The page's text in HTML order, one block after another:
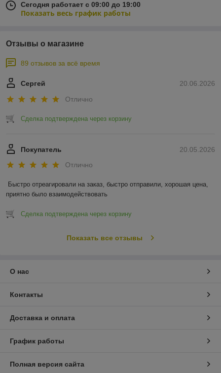
Сегодня работает с 09:00 до 19:00
Показать весь график работы
Отзывы о магазине
89 отзывов за всё время
20.06.2026
Сергей
Отлично
Сделка подтверждена через корзину
20.05.2026
Покупатель
Отлично
Быстро отреагировали на заказ, быстро отправили, хорошая цена,
приятно было взаимодействовать
Сделка подтверждена через корзину
Показать все отзывы
О нас
Контакты
Доставка и оплата
График работы
Полная версия сайта